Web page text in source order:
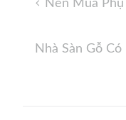
viết
Nên Mua
Nhà Sàn Gỗ